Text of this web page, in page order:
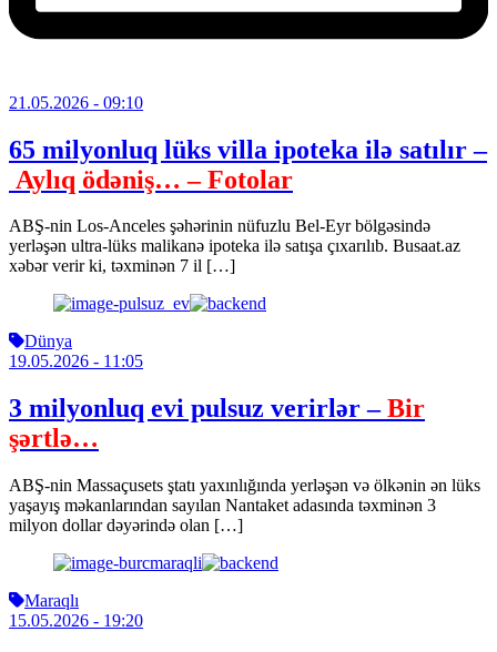
21.05.2026 - 09:10
65 milyonluq lüks villa ipoteka ilə satılır –
Aylıq ödəniş… – Fotolar
ABŞ-nin Los-Anceles şəhərinin nüfuzlu Bel-Eyr bölgəsində
yerləşən ultra-lüks malikanə ipoteka ilə satışa çıxarılıb. Busaat.az
xəbər verir ki, təxminən 7 il […]
Dünya
19.05.2026 - 11:05
3 milyonluq evi pulsuz verirlər –Bir
şərtlə…
ABŞ-nin Massaçusets ştatı yaxınlığında yerləşən və ölkənin ən lüks
yaşayış məkanlarından sayılan Nantaket adasında təxminən 3
milyon dollar dəyərində olan […]
Maraqlı
15.05.2026 - 19:20